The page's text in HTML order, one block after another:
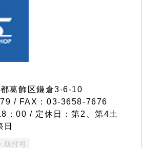
葛飾区鎌倉3-6-10
/ FAX：03-3658-7676
：00 / 定休日：第2、第4土
日
取付可